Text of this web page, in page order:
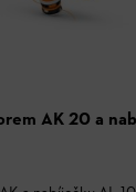
AK 20 a